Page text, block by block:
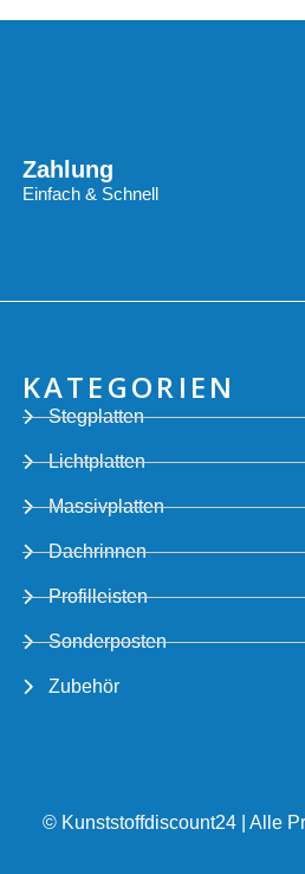
Zahlung
Einfach & Schnell
KATEGORIEN
Stegplatten
Lichtplatten
Massivplatten
Dachrinnen
Profilleisten
Sonderposten
Zubehör
© Kunststoffdiscount24 | Alle